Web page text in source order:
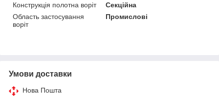
Конструкція полотна воріт
Секційна
Область застосування
воріт
Промислові
Умови доставки
Нова Пошта